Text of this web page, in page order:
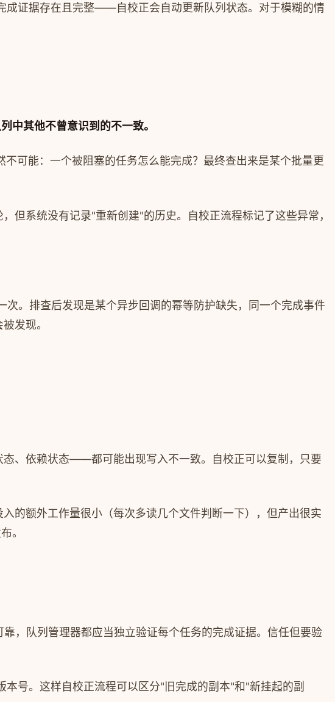
证据存在且完整——自校正会自动更新队列状态。对于模糊的情
中其他不曾意识到的不一致。
可能：一个被阻塞的任务怎么能完成？最终查出来是某个批量更
系统没有记录"重新创建"的历史。自校正流程标记了这些异常，
。排查后发现是某个异步回调的幂等防护缺失，同一个完成事件
发现。
、依赖状态——都可能出现写入不一致。自校正可以复制，只要
的额外工作量很小（每次多读几个文件判断一下），但产出很实
。
靠，队列管理器都应当独立验证每个任务的完成证据。信任但要验
号。这样自校正流程可以区分"旧完成的副本"和"新挂起的副